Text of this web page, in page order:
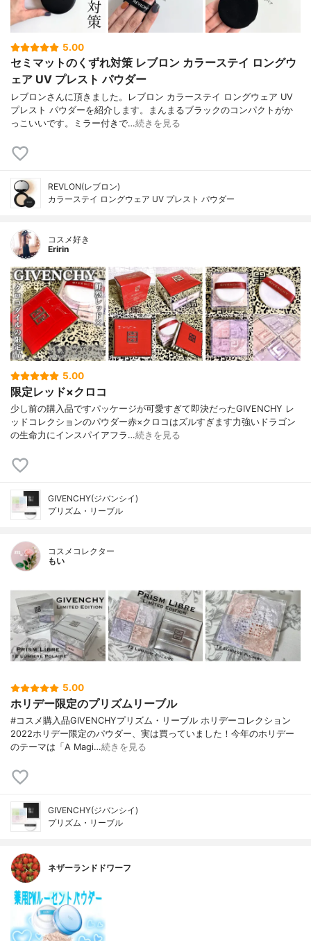
5.00
セミマットのくずれ対策 レブロン カラーステイ ロングウ
ェア UV プレスト パウダー
レブロンさんに頂きました。レブロン カラーステイ ロングウェア UV
プレスト パウダーを紹介します。まんまるブラックのコンパクトがか
っこいいです。ミラー付きで…続きを見る
REVLON(レブロン)
カラーステイ ロングウェア UV プレスト パウダー
コスメ好き
Eririn
5.00
限定レッド×クロコ
少し前の購入品ですパッケージが可愛すぎて即決だったGIVENCHY レ
ッドコレクションのパウダー赤×クロコはズルすぎます力強いドラゴン
の生命力にインスパイアフラ…続きを見る
GIVENCHY(ジバンシイ)
プリズム・リーブル
コスメコレクター
もい
5.00
ホリデー限定のプリズムリーブル
#コスメ購入品GIVENCHYプリズム・リーブル ホリデーコレクション
2022ホリデー限定のパウダー、実は買っていました！今年のホリデー
のテーマは「A Magi…続きを見る
GIVENCHY(ジバンシイ)
プリズム・リーブル
ネザーランドドワーフ